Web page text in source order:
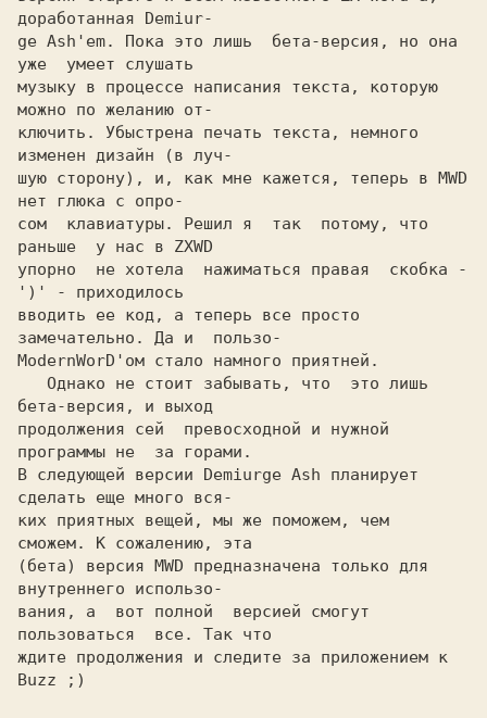
доработанная Demiur-
ge Ash'em. Пока это лишь  бета-версия, но она
уже  умеет слушать
музыку в процессе написания текста, которую
можно по желанию от-
ключить. Убыстрена печать текста, немного
изменен дизайн (в луч-
шую сторону), и, как мне кажется, теперь в MWD
нет глюка с опро-
сом  клавиатуры. Решил я  так  потому, что
раньше  у нас в ZXWD
упорно  не хотела  нажиматься правая  скобка -
')' - приходилось
вводить ее код, а теперь все просто
замечательно. Да и  пользо-
ModernWorD'ом стало намного приятней.
бета-версия, и выход
продолжения сей  превосходной и нужной
программы не  за горами.
В следующей версии Demiurge Ash планирует
сделать еще много вся-
ких приятных вещей, мы же поможем, чем
сможем. К сожалению, эта
(бета) версия MWD предназначена только для
внутреннего использо-
вания, а  вот полной  версией смогут
пользоваться  все. Так что
ждите продолжения и следите за приложением к
Buzz ;)